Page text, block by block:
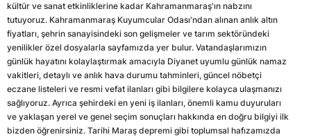
kültür ve sanat etkinliklerine kadar Kahramanmaraş'ın nabzını
tutuyoruz. Kahramanmaraş Kuyumcular Odası'ndan alınan anlık altın
fiyatları, şehrin sanayisindeki son gelişmeler ve tarım sektöründeki
yenilikler özel dosyalarla sayfamızda yer bulur. Vatandaşlarımızın
günlük hayatını kolaylaştırmak amacıyla Diyanet uyumlu günlük namaz
vakitleri, detaylı ve anlık hava durumu tahminleri, güncel nöbetçi
eczane listeleri ve resmi vefat ilanları gibi bilgilere kolayca ulaşmanızı
sağlıyoruz. Ayrıca şehirdeki en yeni iş ilanları, önemli kamu duyuruları
ve yaklaşan yerel ve genel seçim sonuçları hakkında en doğru bilgiyi ilk
bizden öğrenirsiniz. Tarihi Maraş depremi gibi toplumsal hafızamızda